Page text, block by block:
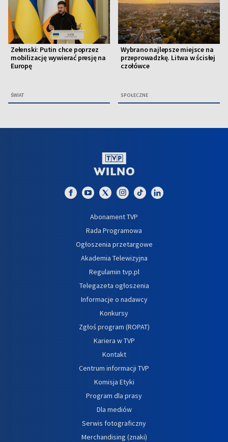
Zełenski: Putin chce poprzez
mobilizację wywierać presję na
Europę
ŚWIAT
Wybrano najlepsze miejsce na
przeprowadzkę. Litwa w ścisłej
czołówce
SPOŁECZNE
Abonament TVP
Rada Programowa
Ogłoszenia przetargowe
Akademia Telewizyjna
Regulamin tvp.pl
Telegazeta ogłoszenia
Informacje o nadawcy
Konkursy
Zgłoś program (ROPAT)
Kariera w TVP
Kontakt
Centrum informacji TVP
Komisja Etyki
Program dla prasy
Dla mediów
Serwis fotograficzny
Merchandising (znaki)